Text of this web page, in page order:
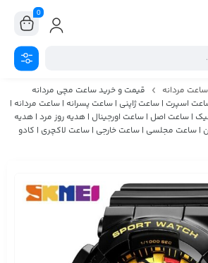
0
ساعت مردانه
قیمت و خرید ساعت مچی مردانه
مشکی | ساعت اسپرت | ساعت ژاپنی | ساعت پسرانه | ساعت مردانه |
| ساعت اصل | ساعت اورجینال | هدیه روز مرد | هدیه
| ساعت مجلسی | ساعت خارجی | ساعت لاکچری | کادو